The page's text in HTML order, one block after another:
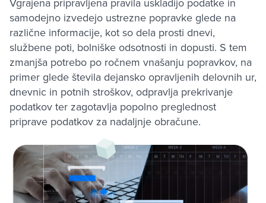
samodejno izvedejo ustrezne popravke glede na
različne informacije, kot so dela prosti dnevi,
službene poti, bolniške odsotnosti in dopusti. S tem
zmanjša potrebo po ročnem vnašanju popravkov, na
primer glede števila dejansko opravljenih delovnih ur,
dnevnic in potnih stroškov, odpravlja prekrivanje
podatkov ter zagotavlja popolno preglednost
priprave podatkov za nadaljnje obračune.